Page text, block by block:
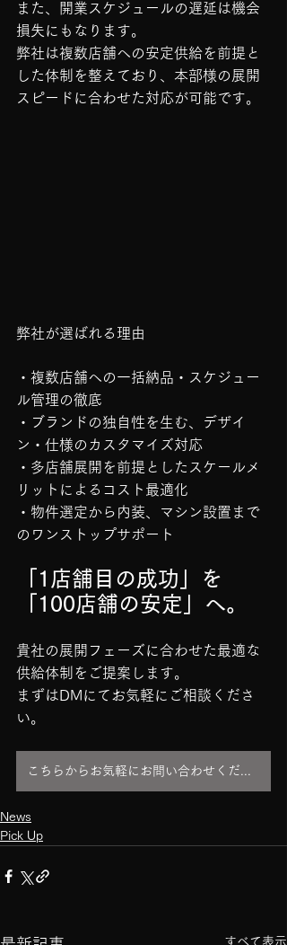
また、開業スケジュールの遅延は機会
損失にもなります。
弊社は複数店舗への安定供給を前提と
した体制を整えており、本部様の展開
スピードに合わせた対応が可能です。
弊社が選ばれる理由
・複数店舗への一括納品・スケジュー
ル管理の徹底
・ブランドの独自性を生む、デザイ
ン・仕様のカスタマイズ対応
・多店舗展開を前提としたスケールメ
リットによるコスト最適化
・物件選定から内装、マシン設置まで
のワンストップサポート
「1店舗目の成功」を
「100店舗の安定」へ。
貴社の展開フェーズに合わせた最適な
供給体制をご提案します。
まずはDMにてお気軽にご相談くださ
い。
こちらからお気軽にお問い合わせください。
News
Pick Up
すべて表示